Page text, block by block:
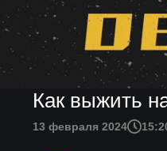
Как выжить
13 февраля 2024